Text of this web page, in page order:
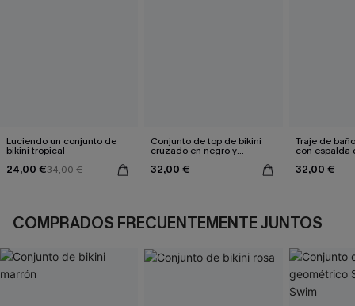
Luciendo un conjunto de
bikini tropical
24,00 €34,00 €
Conjunto de top de bikini
cruzado en negro y
eucalipto y braguitas de
talle alto
32,00 €
Traje de
con espalda
aleteo floral
32,00 €
COMPRADOS FRECUENTEMENTE JUNTOS